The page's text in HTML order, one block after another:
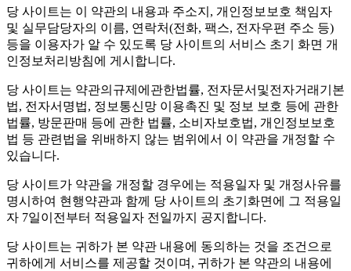
당 사이트는 이 약관의 내용과 주소지, 개인정보보호 책임자
및 실무담당자의 이름, 연락처(전화, 팩스, 전자우편 주소 등)
등을 이용자가 알 수 있도록 당 사이트의 서비스 초기 화면 개
인정보처리방침에 게시합니다.
당 사이트는 약관의규제에관한법률, 전자문서및전자거래기본
법, 전자서명법, 정보통신망 이용촉진 및 정보 보호 등에 관한
법률, 방문판매 등에 관한 법률, 소비자보호법, 개인정보보호
법 등 관련법을 위배하지 않는 범위에서 이 약관을 개정할 수
있습니다.
당 사이트가 약관을 개정할 경우에는 적용일자 및 개정사유를
명시하여 현행약관과 함께 당 사이트의 초기화면에 그 적용일
자 7일이전부터 적용일자 전일까지 공지합니다.
당 사이트는 귀하가 본 약관 내용에 동의하는 것을 조건으로
귀하에게 서비스를 제공할 것이며, 귀하가 본 약관의 내용에